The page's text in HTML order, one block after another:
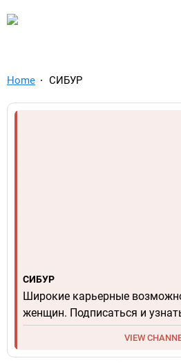
Home СИБУР
СИБУР
Широкие карьерные
женщин. Подписаться и
VIEW